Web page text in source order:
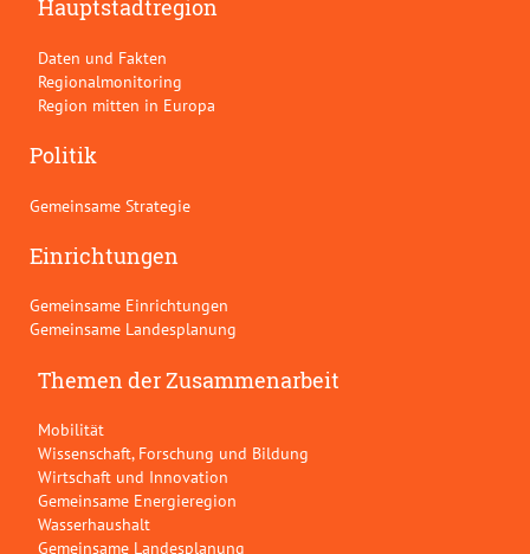
Hauptstadtregion
Daten und Fakten
Regionalmonitoring
Region mitten in Europa
Politik
Gemeinsame Strategie
Einrichtungen
Gemeinsame Einrichtungen
Gemeinsame Landesplanung
Themen der Zusammenarbeit
Mobilität
Wissenschaft, Forschung und Bildung
Wirtschaft und Innovation
Gemeinsame Energieregion
Wasserhaushalt
Gemeinsame Landesplanung